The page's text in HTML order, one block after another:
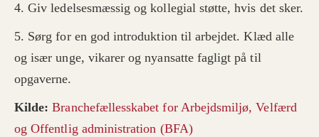
4. Giv ledelsesmæssig og kollegial støtte, hvis det sker.
5. Sørg for en god introduktion til arbejdet. Klæd alle
og især unge, vikarer og nyansatte fagligt på til
opgaverne.
Kilde: Branchefællesskabet for Arbejdsmiljø, Velfærd
og Offentlig administration (BFA)